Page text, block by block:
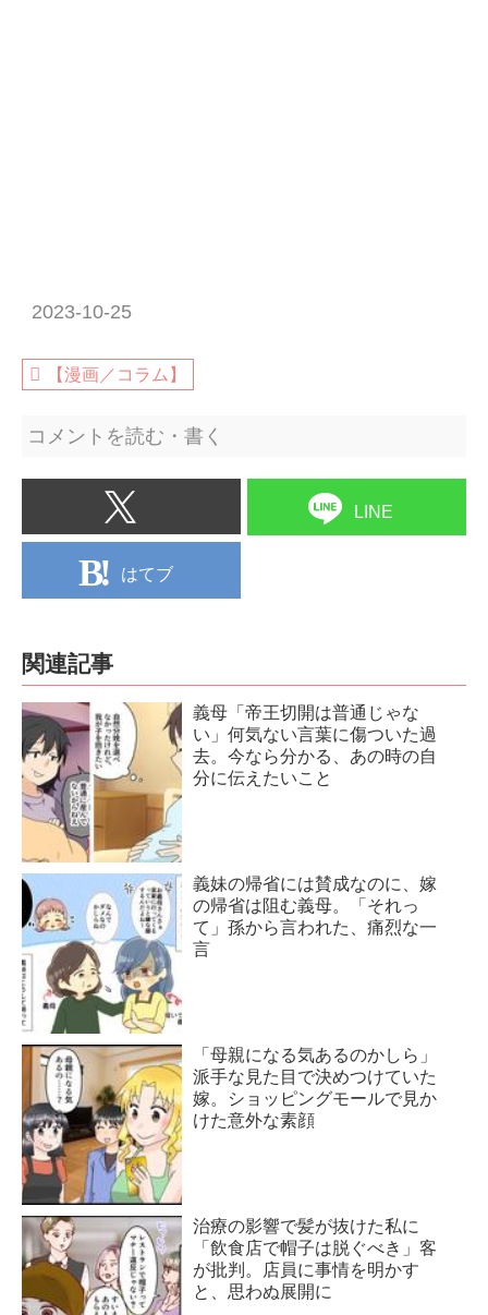
2023-10-25
【漫画／コラム】
コメントを読む・書く
LINE
はてブ
関連記事
義母「帝王切開は普通じゃな
い」何気ない言葉に傷ついた過
去。今なら分かる、あの時の自
分に伝えたいこと
義妹の帰省には賛成なのに、嫁
の帰省は阻む義母。「それっ
て」孫から言われた、痛烈な一
言
「母親になる気あるのかしら」
派手な見た目で決めつけていた
嫁。ショッピングモールで見か
けた意外な素顔
治療の影響で髪が抜けた私に
「飲食店で帽子は脱ぐべき」客
が批判。店員に事情を明かす
と、思わぬ展開に